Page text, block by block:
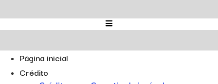
para
o
Página inicial
Crédito